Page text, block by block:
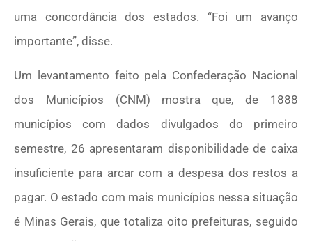
uma concordância dos estados. “Foi um avanço
importante”, disse.
Um levantamento feito pela Confederação Nacional
dos Municípios (CNM) mostra que, de 1888
municípios com dados divulgados do primeiro
semestre, 26 apresentaram disponibilidade de caixa
insuficiente para arcar com a despesa dos restos a
pagar. O estado com mais municípios nessa situação
é Minas Gerais, que totaliza oito prefeituras, seguido